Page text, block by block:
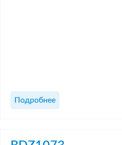
Подробнее